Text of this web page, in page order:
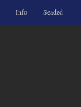
Info Seaded